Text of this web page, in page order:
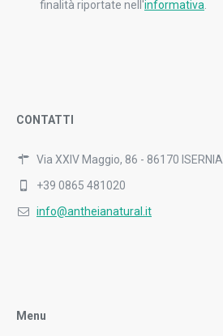
finalità riportate nell'informativa
CONTATTI
Via XXIV Maggio, 86 - 86170 ISERNIA
+39 0865 481020
info@antheianatural.it
Menu